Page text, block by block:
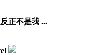
正不是我 ...